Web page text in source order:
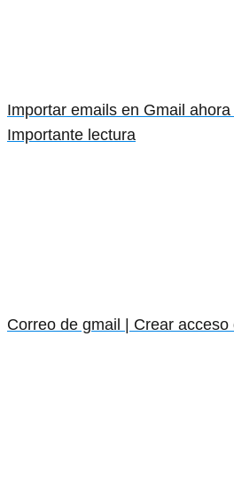
Importar emails en Gmail
Importante lectura
Correo de gmail | Crear